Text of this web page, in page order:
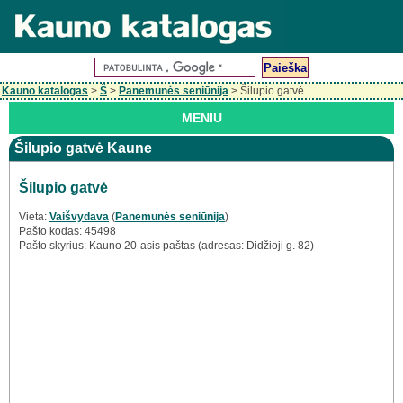
Kauno katalogas > Š > Panemunės seniūnija > Šilupio gatvė
MENIU
Šilupio gatvė Kaune
Šilupio gatvė
Vieta: Vaišvydava (Panemunės seniūnija)
Pašto kodas: 45498
Pašto skyrius: Kauno 20-asis paštas (adresas: Didžioji g. 82)